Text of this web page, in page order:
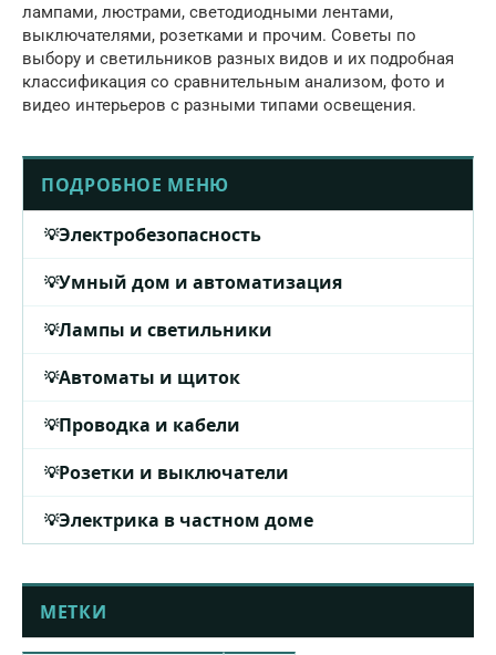
лампами, люстрами, светодиодными лентами,
выключателями, розетками и прочим. Советы по
выбору и светильников разных видов и их подробная
классификация со сравнительным анализом, фото и
видео интерьеров с разными типами освещения.
ПОДРОБНОЕ МЕНЮ
Электробезопасность
Умный дом и автоматизация
Лампы и светильники
Автоматы и щиток
Проводка и кабели
Розетки и выключатели
Электрика в частном доме
МЕТКИ